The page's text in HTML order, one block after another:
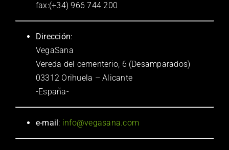
fax:(+34) 966 744 200
Dirección:
VegaSana
Vereda del cementerio, 6 (Desamparados)
03312 Orihuela – Alicante
-España-
e-mail : info@vegasana.com